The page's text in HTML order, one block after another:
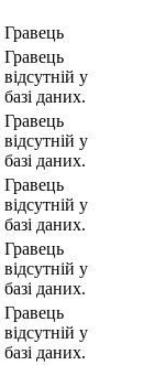
Гравець
Гравець
відсутній у
базі даних.
Гравець
відсутній у
базі даних.
Гравець
відсутній у
базі даних.
Гравець
відсутній у
базі даних.
Гравець
відсутній у
базі даних.